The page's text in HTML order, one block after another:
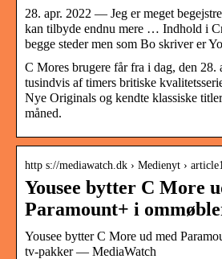
28. apr. 2022 — Jeg er meget
kan tilbyde endnu mere … Indhold i
begge steder men som Bo skriver er
C Mores brugere får fra i dag, den 28.
tusindvis af timers britiske
Nye Originals og kendte klassiske
måned.
http s://mediawatch.dk › Medienyt ›
Yousee bytter C More
Paramount+ i
Yousee bytter C More ud med
tv-pakker — MediaWatch